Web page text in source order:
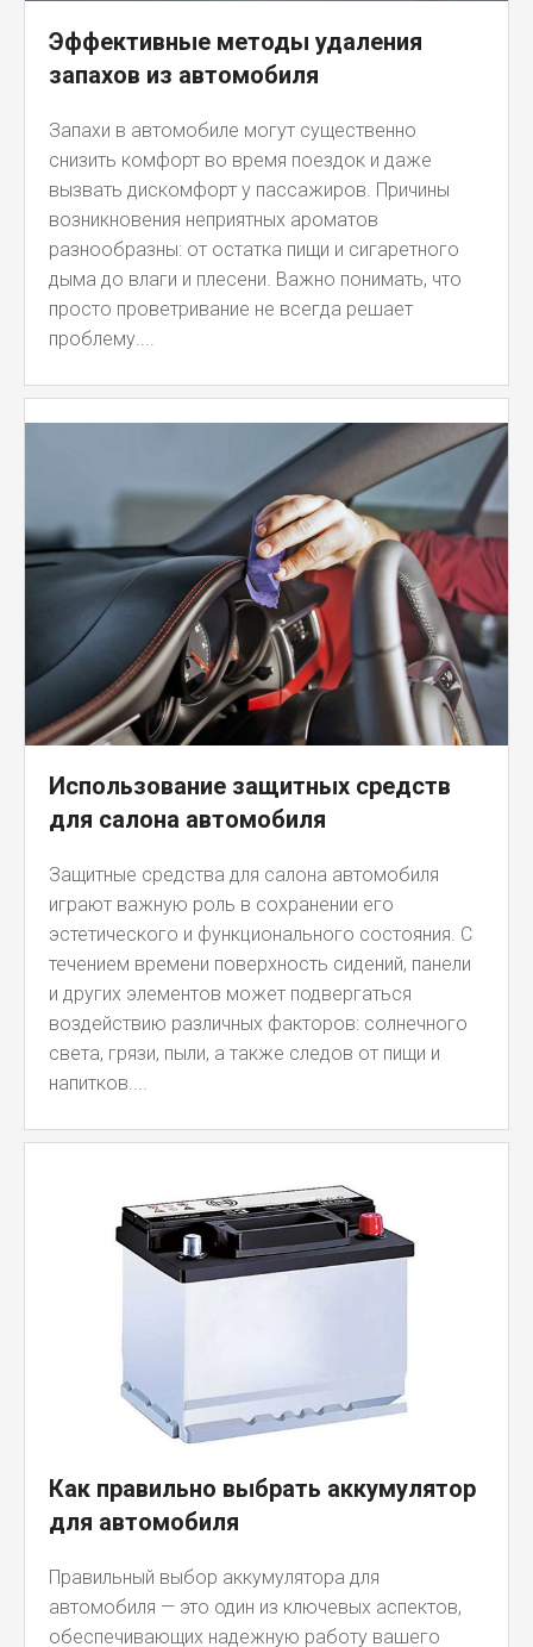
Эффективные методы удаления
запахов из автомобиля
Запахи в автомобиле могут существенно
снизить комфорт во время поездок и даже
вызвать дискомфорт у пассажиров. Причины
возникновения неприятных ароматов
разнообразны: от остатка пищи и сигаретного
дыма до влаги и плесени. Важно понимать, что
просто проветривание не всегда решает
проблему....
Использование защитных средств
для салона автомобиля
Защитные средства для салона автомобиля
играют важную роль в сохранении его
эстетического и функционального состояния. С
течением времени поверхность сидений, панели
и других элементов может подвергаться
воздействию различных факторов: солнечного
света, грязи, пыли, а также следов от пищи и
напитков....
Как правильно выбрать аккумулятор
для автомобиля
Правильный выбор аккумулятора для
автомобиля — это один из ключевых аспектов,
обеспечивающих надежную работу вашего